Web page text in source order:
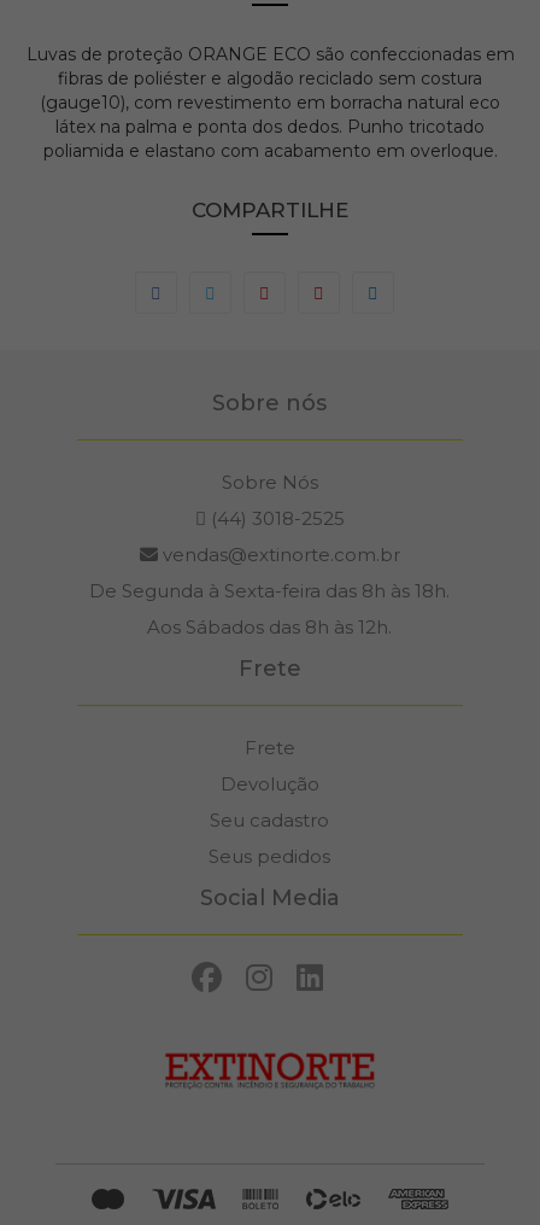
Luvas de proteção ORANGE ECO são confeccionadas em
fibras de poliéster e algodão reciclado sem costura
(gauge10), com revestimento em borracha natural eco
látex na palma e ponta dos dedos. Punho tricotado
poliamida e elastano com acabamento em overloque.
COMPARTILHE
Sobre nós
Sobre Nós
(44) 3018-2525
vendas@extinorte.com.br
De Segunda à Sexta-feira das 8h às 18h.
Aos Sábados das 8h às 12h.
Frete
Frete
Devolução
Seu cadastro
Seus pedidos
Social Media